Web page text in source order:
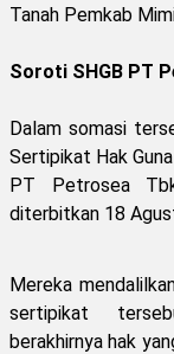
Tanah Pemkab
Soroti SHGB PT
Dalam somasi
Sertipikat Hak
PT Petrosea
diterbitkan 18
Mereka
sertipikat
berakhirnya hak